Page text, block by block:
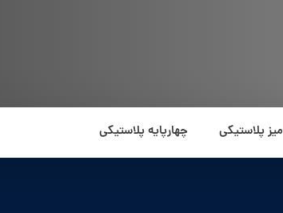
میز پلاستیکی چهارپایه پلاستیکی